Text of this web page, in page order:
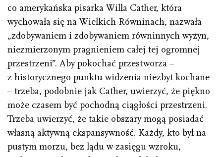
co amerykańska pisarka Willa Cather, która
wychowała się na Wielkich Równinach, nazwała
„zdobywaniem i zdobywaniem równinnych wyżyn,
niezmierzonym pragnieniem całej tej ogromnej
przestrzeni”. Aby pokochać przestworza –
z historycznego punktu widzenia niezbyt kochane
– trzeba, podobnie jak Cather, uwierzyć, że piękno
może czasem być pochodną ciągłości przestrzeni.
Trzeba uwierzyć, że takie obszary mogą posiadać
własną aktywną ekspansywność. Każdy, kto był na
pustym morzu, bez lądu w zasięgu wzroku,